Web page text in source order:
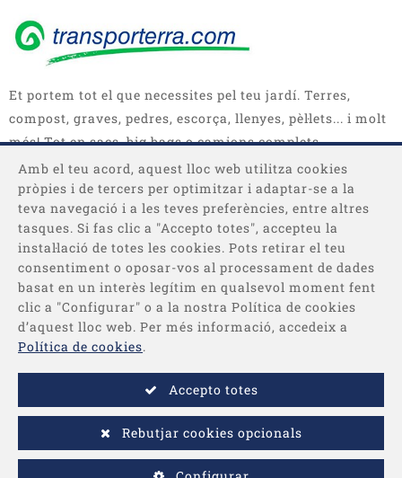
Et portem tot el que necessites pel teu jardí. Terres,
compost, graves, pedres, escorça, llenyes, pèl·lets... i molt
més! Tot en sacs, big bags o camions complets.
Categories
Informació
Amb el teu acord, aquest lloc web utilitza cookies
pròpies i de tercers per optimitzar i adaptar-se a la
teva navegació i a les teves preferències, entre altres
tasques. Si fas clic a "Accepto totes", accepteu la
instal·lació de totes les cookies. Pots retirar el teu
consentiment o oposar-vos al processament de dades
basat en un interès legítim en qualsevol moment fent
clic a "Configurar" o a la nostra Política de cookies
d’aquest lloc web. Per més informació, accedeix a
Política de cookies.
Accepto totes
Rebutjar cookies opcionals
© 2026 - Desenvolupat per Comertis-Avís legal